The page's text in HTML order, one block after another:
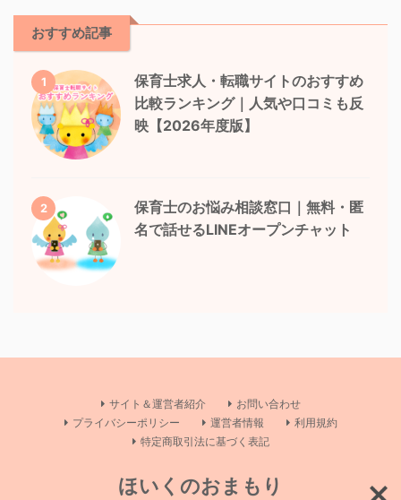
おすすめ記事
1
保育士求人・転職サイトのおすすめ
比較ランキング｜人気や口コミも反
映【2026年度版】
2
保育士のお悩み相談窓口｜無料・匿
名で話せるLINEオープンチャット
サイト＆運営者紹介
お問い合わせ
プライバシーポリシー
運営者情報
利用規約
特定商取引法に基づく表記
ほいくのおまもり